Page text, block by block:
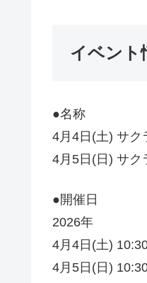
イベント
●名称
4月4日(土) サク
4月5日(日) サク
●開催日
2026年
4月4日(土)
4月5日(日)